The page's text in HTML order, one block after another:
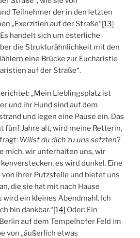
Teilnehmer der in den letzten
„Exerzitien auf der Straße“[13]
handelt sich um österliche
die Strukturähnlichkeit mit den
eine Brücke zur Eucharistie
auf der Straße“.
„Mein Lieblingsplatz ist
und ihr Hund sind auf dem
und legen eine Pause ein. Das
fünf Jahre alt, wird meine Retterin,
Willst du dich zu uns setzten?
mich, wir unterhalten uns, wir
es wird dunkel. Eine
ihrer Putzstelle und bietet uns
die sie hat mit nach Hause
wird ein kleines Abendmahl. Ich
bin dankbar.“[14] Oder: Ein
auf dem Tempelhofer Feld im
von „äußerlich etwas